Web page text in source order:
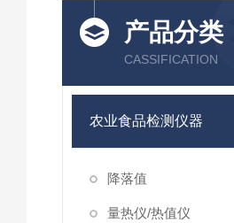
产品分类
CASSIFICATION
农业食品检测仪器
降落值
量热仪/热值仪